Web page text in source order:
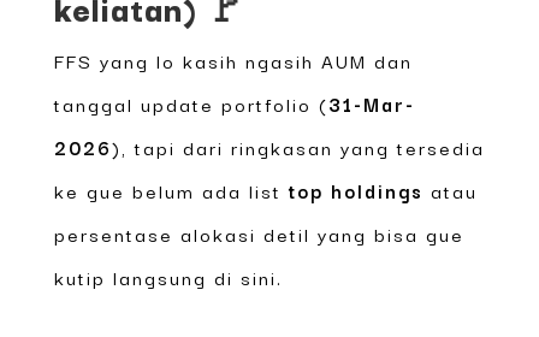
FFS yang lo kasih ngasih AUM dan
tanggal update portfolio (31-Mar-
2026), tapi dari ringkasan yang tersedia
ke gue belum ada listtop holdings atau
persentase alokasi detil yang bisa gue
kutip langsung di sini.